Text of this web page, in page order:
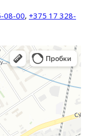
08-00, +375 17 328-